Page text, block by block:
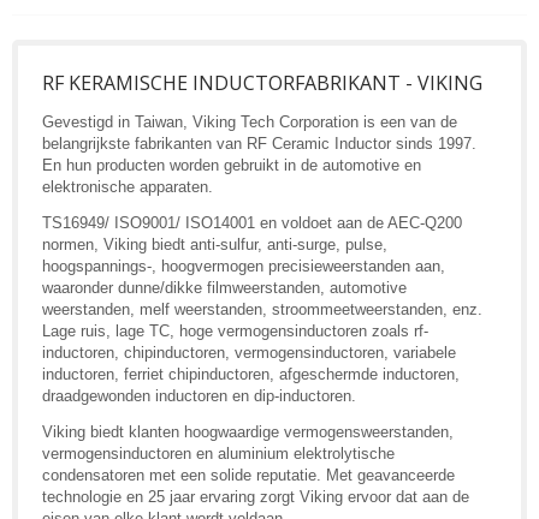
RF KERAMISCHE INDUCTORFABRIKANT - VIKING
Gevestigd in Taiwan, Viking Tech Corporation is een van de
belangrijkste fabrikanten van RF Ceramic Inductor sinds 1997.
En hun producten worden gebruikt in de automotive en
elektronische apparaten.
TS16949/ ISO9001/ ISO14001 en voldoet aan de AEC-Q200
normen, Viking biedt anti-sulfur, anti-surge, pulse,
hoogspannings-, hoogvermogen precisieweerstanden aan,
waaronder dunne/dikke filmweerstanden, automotive
weerstanden, melf weerstanden, stroommeetweerstanden, enz.
Lage ruis, lage TC, hoge vermogensinductoren zoals rf-
inductoren, chipinductoren, vermogensinductoren, variabele
inductoren, ferriet chipinductoren, afgeschermde inductoren,
draadgewonden inductoren en dip-inductoren.
Viking biedt klanten hoogwaardige vermogensweerstanden,
vermogensinductoren en aluminium elektrolytische
condensatoren met een solide reputatie. Met geavanceerde
technologie en 25 jaar ervaring zorgt Viking ervoor dat aan de